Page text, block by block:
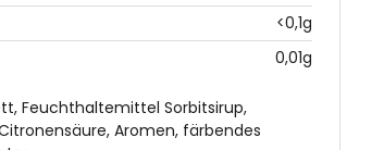
<0,1g
0,01g
Feuchthaltemittel Sorbitsirup,
Aromen, färbendes